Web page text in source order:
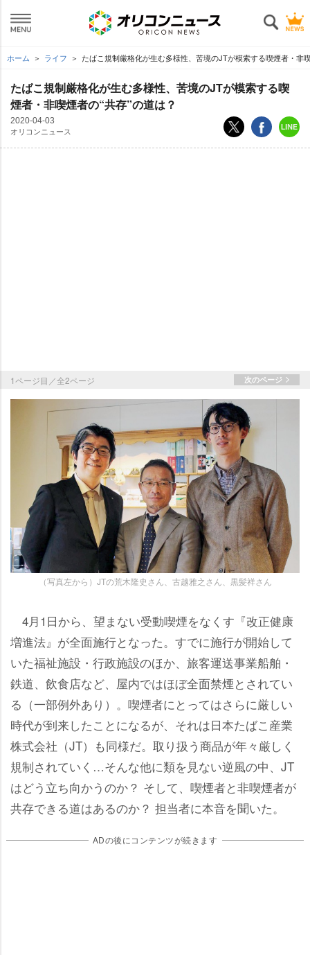
ホーム ライフ たばこ規制厳格化が生む多様性、苦境のJTが模索する喫煙者・非
たばこ規制厳格化が生む多様性、苦境のJTが模索する喫
煙者・非喫煙者の“共存”の道は？
2020-04-03
オリコンニュース
1ページ目／全2ページ 次のページ
（写真左から）JTの荒木隆史さん、古越雅之さん、黒髪祥さん
4月1日から、望まない受動喫煙をなくす『改正健康
増進法』が全面施行となった。すでに施行が開始して
いた福祉施設・行政施設のほか、旅客運送事業船舶・
鉄道、飲食店など、屋内ではほぼ全面禁煙とされてい
る（一部例外あり）。喫煙者にとってはさらに厳しい
時代が到来したことになるが、それは日本たばこ産業
株式会社（JT）も同様だ。取り扱う商品が年々厳しく
規制されていく…そんな他に類を見ない逆風の中、JT
はどう立ち向かうのか？ そして、喫煙者と非喫煙者が
共存できる道はあるのか？ 担当者に本音を聞いた。
ADの後にコンテンツが続きます